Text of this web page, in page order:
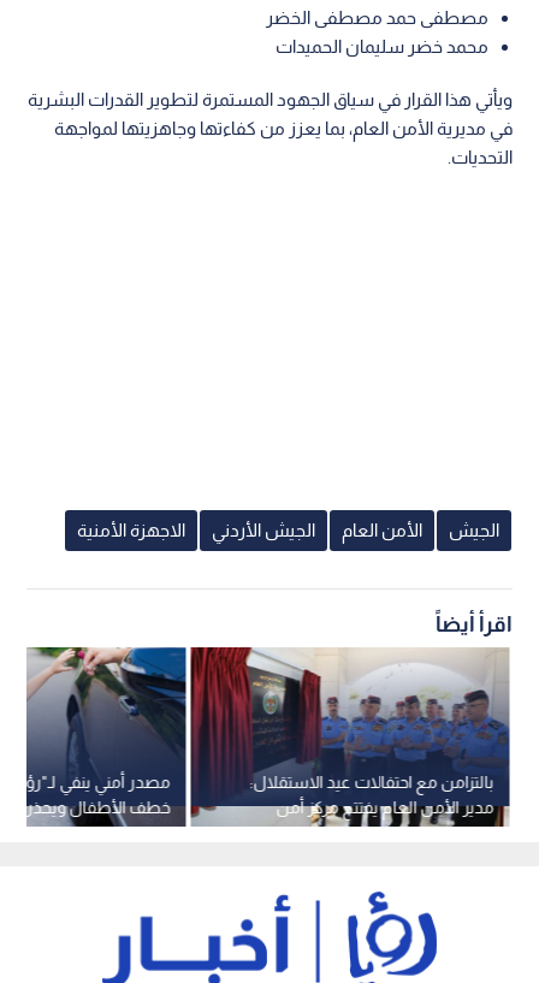
مصطفى حمد مصطفى الخضر
محمد خضر سليمان الحميدات
ويأتي هذا القرار في سياق الجهود المستمرة لتطوير القدرات البشرية
في مديرية الأمن العام، بما يعزز من كفاءتها وجاهزيتها لمواجهة
التحديات.
الجيش الأمن العام الجيش الأردني الاجهزة الأمنية
اقرأ أيضاً
مصدر أمني ينفي
خطف الأطفال ويحذر
الإشاعات
بالتزامن مع احتفالات عيد الاستقلال:
مدير الأمن العام يفتتح مركز أمن
شمال السلط وسرية درك غرب معان